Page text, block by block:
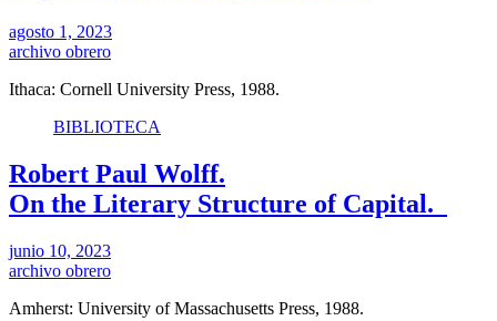
agosto 1, 2023
archivo obrero
Ithaca: Cornell University Press, 1988.
BIBLIOTECA
Robert Paul Wolff.
On the Literary Structure of Capital.
junio 10, 2023
archivo obrero
Amherst: University of Massachusetts Press, 1988.